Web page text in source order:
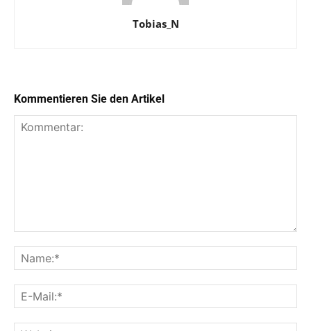
Tobias_N
Kommentieren Sie den Artikel